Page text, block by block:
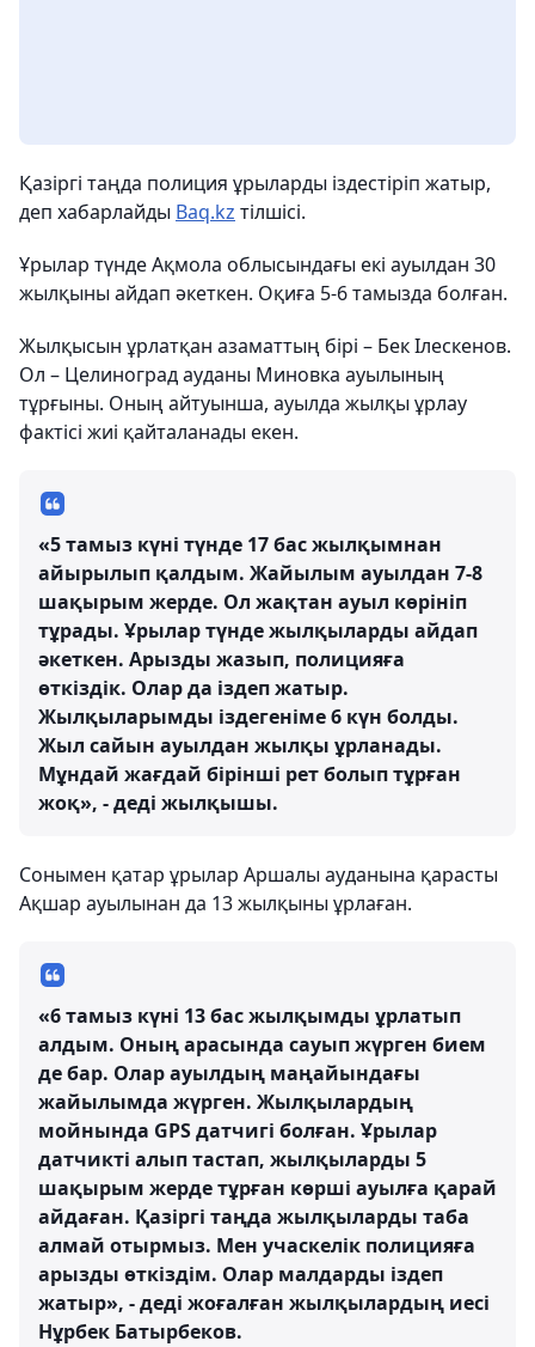
Қазіргі таңда полиция ұрыларды іздестіріп жатыр,
деп хабарлайды Baq.kz тілшісі.
Ұрылар түнде Ақмола облысындағы екі ауылдан 30
жылқыны айдап әкеткен. Оқиға 5-6 тамызда болған.
Жылқысын ұрлатқан азаматтың бірі – Бек Ілескенов.
Ол – Целиноград ауданы Миновка ауылының
тұрғыны. Оның айтуынша, ауылда жылқы ұрлау
фактісі жиі қайталанады екен.
«5 тамыз күні түнде 17 бас жылқымнан
айырылып қалдым. Жайылым ауылдан 7-8
шақырым жерде. Ол жақтан ауыл көрініп
тұрады. Ұрылар түнде жылқыларды айдап
әкеткен. Арызды жазып, полицияға
өткіздік. Олар да іздеп жатыр.
Жылқыларымды іздегеніме 6 күн болды.
Жыл сайын ауылдан жылқы ұрланады.
Мұндай жағдай бірінші рет болып тұрған
жоқ», - деді жылқышы.
Сонымен қатар ұрылар Аршалы ауданына қарасты
Ақшар ауылынан да 13 жылқыны ұрлаған.
«6 тамыз күні 13 бас жылқымды ұрлатып
алдым. Оның арасында сауып жүрген бием
де бар. Олар ауылдың маңайындағы
жайылымда жүрген. Жылқылардың
мойнында GPS датчигі болған. Ұрылар
датчикті алып тастап, жылқыларды 5
шақырым жерде тұрған көрші ауылға қарай
айдаған. Қазіргі таңда жылқыларды таба
алмай отырмыз. Мен учаскелік полицияға
арызды өткіздім. Олар малдарды іздеп
жатыр», - деді жоғалған жылқылардың иесі
Нұрбек Батырбеков.